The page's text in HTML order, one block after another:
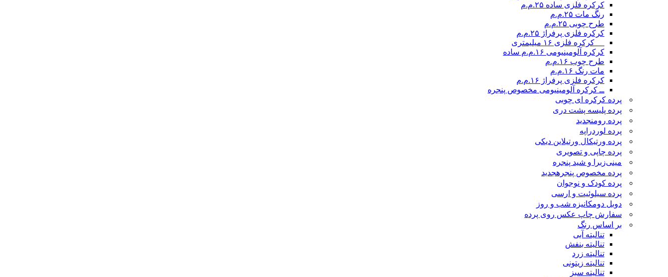
کرکره فلزی ساده ۲۵.م.م
رنگ مات ۲۵.م.م
طرح چوبی ۲۵.م.م
کرکره فلزی پرفراژ ۲۵.م.م
__ کرکره فلزی ۱۶ میلیمتری
کرکره آلومینیومی ۱۶.م.م ساده
طرح چوب ۱۶.م.م
مات رنگ ۱۶.م.م
کرکره فلزی پرفراژ ۱۶.م.م
ــ کرکره آلومینیومی مخصوص پنجره
پرده کرکره ای چوبی
پرده پلیسه پشت دری
پرده رومنجدید
پرده لوردراپه
پرده ورتیکال ورتیلاین دیکی
پرده چاپی و تصویری
مینی‌زبرا و شید پنجره
پرده مخصوص پنجرهجدید
پرده کودک و نوجوان
پرده سیلوئیت و ارسی
دوبل دومکانیزه شب و روز
سفارش چاپ عکس روی پرده
بر اساس رنگ
تنالیته آبی
تنالیته بنفش
تنالیته زرد
تنالیته زیتونی
تنالیته سبز